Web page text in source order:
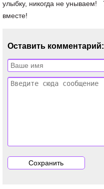
Оставить комментарий: